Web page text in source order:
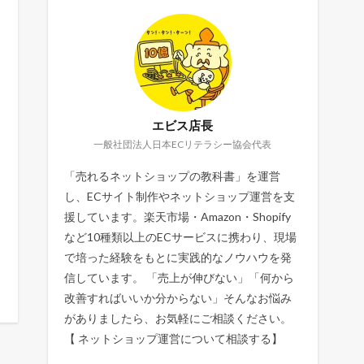
エビス店長
一般社団法人日本ECリテラシー協会代表
「売れるネットショップの教科書」を運営
し、ECサイト制作やネットショップ運営を支
援しています。楽天市場・Amazon・Shopify
など10種類以上のECサービスに携わり、現場
で培った経験をもとに実践的なノウハウを発
信しています。 「売上が伸びない」「何から
改善すればいいか分からない」そんなお悩み
がありましたら、お気軽にご相談ください。
【 ネットショップ運営について相談する 】